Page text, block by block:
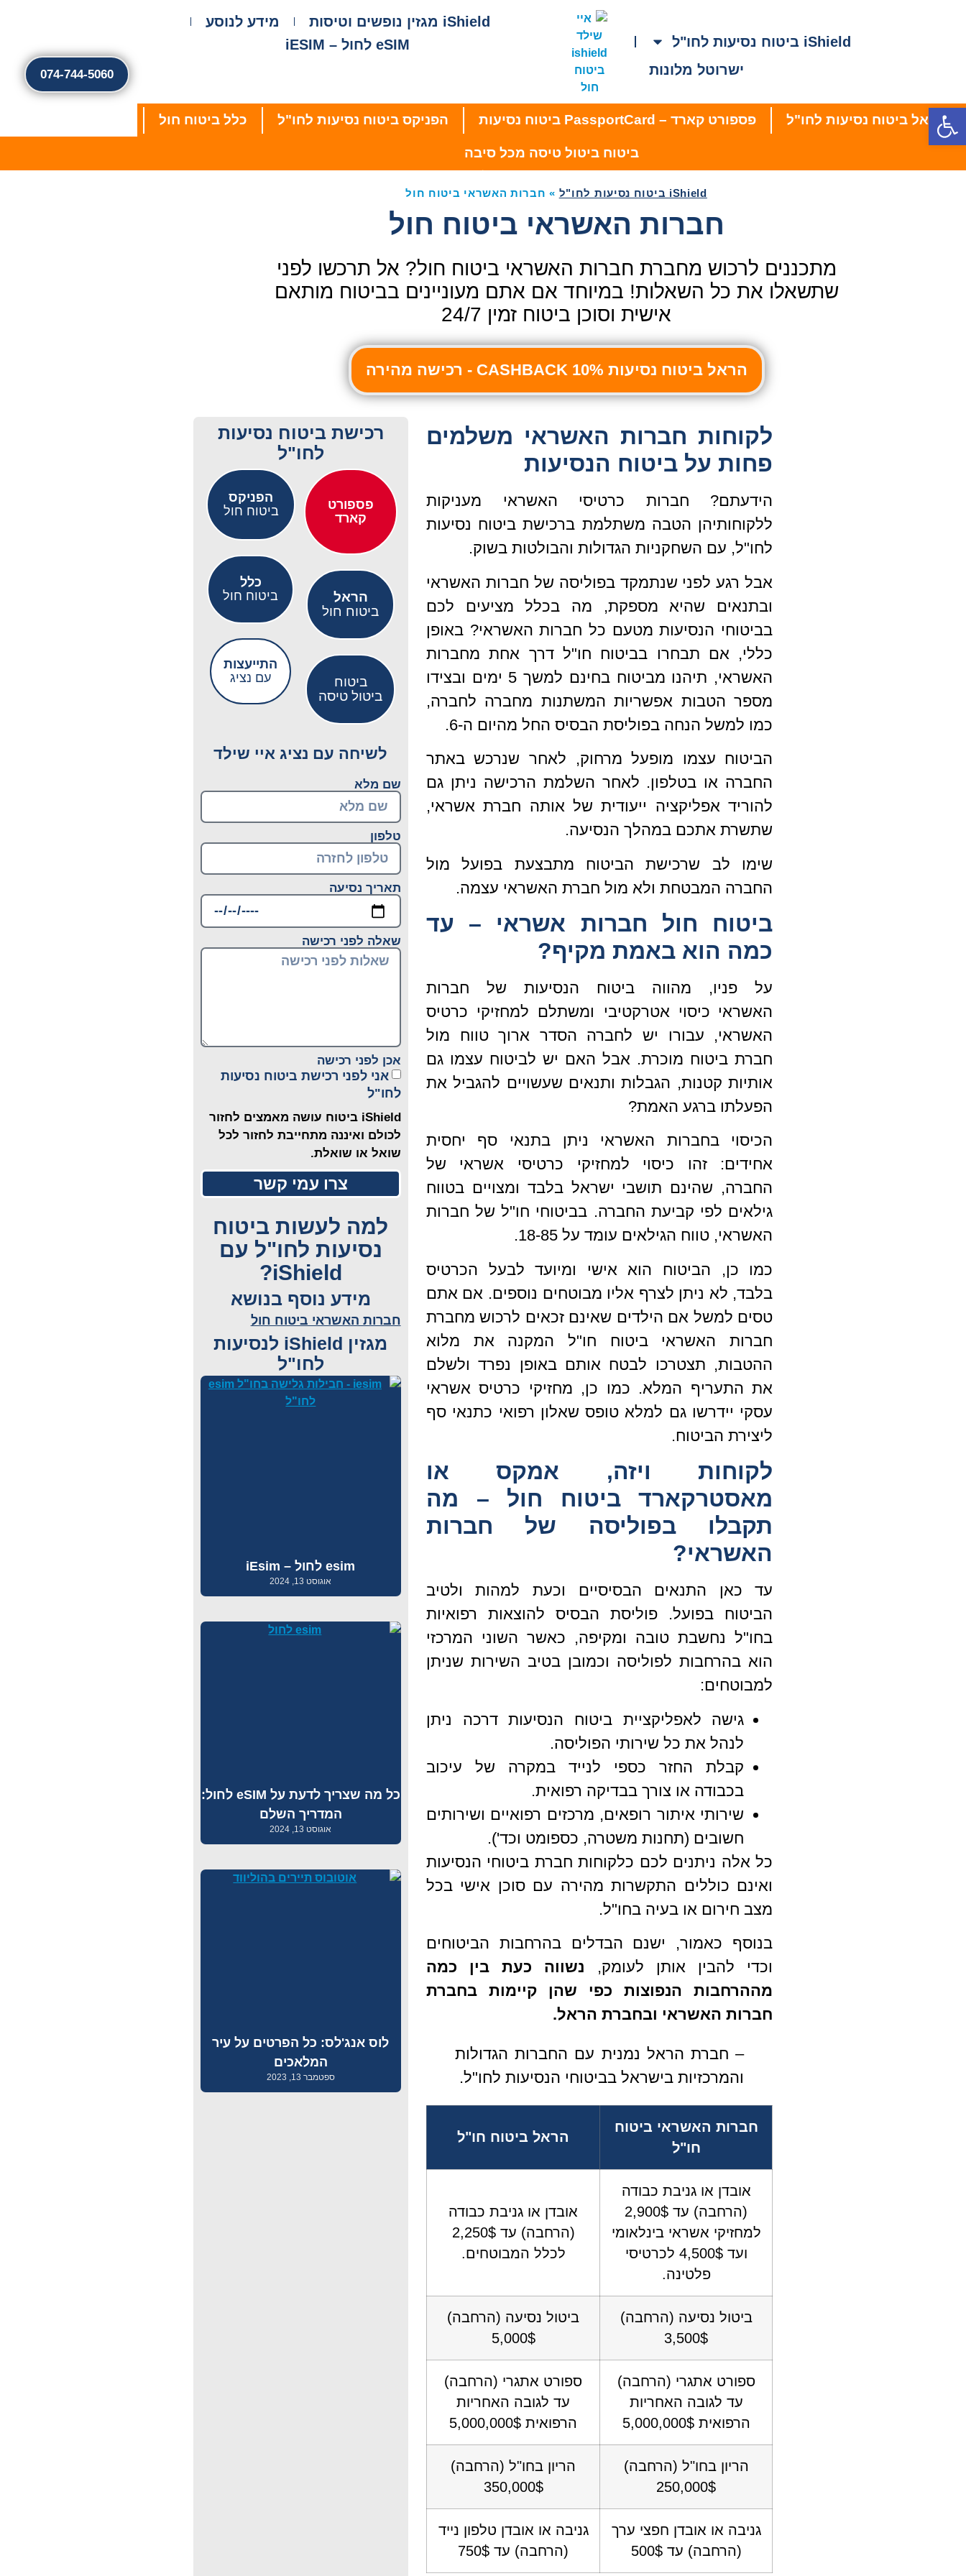
iShield ביטוח נסיעות לחו"ל
ישרוטל מלונות
iShield מגזין נופשים וטיסות
מידע לנוסע
eSIM לחול – iESIM
הראל ביטוח נסיעות לחו"ל פספורט קארד – PassportCard ביטוח נסיעות הפניקס ביטוח נסיעות לחו"ל כלל ביטוח חול
ביטוח ביטול טיסה מכל סיבה
074-744-5060
iShield ביטוח נסיעות לחו"ל » חברות האשראי ביטוח חול
חברות האשראי ביטוח חול
מתכננים לרכוש מחברת חברות האשראי ביטוח חול? אל תרכשו לפני
שתשאלו את כל השאלות! במיוחד אם אתם מעוניינים בביטוח מותאם
אישית וסוכן ביטוח זמין 24/7
הראל ביטוח נסיעות 10% CASHBACK - רכישה מהירה
לקוחות חברות האשראי משלמים
פחות על ביטוח הנסיעות
הידעתם? חברות כרטיסי האשראי מעניקות
ללקוחותיהן הטבה משתלמת ברכישת ביטוח נסיעות
לחו"ל, עם השחקניות הגדולות והבולטות בשוק.
אבל רגע לפני שנתמקד בפוליסה של חברות האשראי
ובתנאים שהיא מספקת, מה בכלל מציעים לכם
בביטוחי הנסיעות מטעם כל חברות האשראי? באופן
כללי, אם תבחרו בביטוח חו"ל דרך אחת מחברות
האשראי, תיהנו מביטוח בחינם למשך 5 ימים ובצידו
מספר הטבות אפשריות המשתנות מחברה לחברה,
כמו למשל הנחה בפוליסת הבסיס החל מהיום ה-6.
הביטוח עצמו מופעל מרחוק, לאחר שנרכש באתר
החברה או בטלפון. לאחר השלמת הרכישה ניתן גם
להוריד אפליקציה ייעודית של אותה חברת אשראי,
שתשרת אתכם במהלך הנסיעה.
שימו לב שרכישת הביטוח מתבצעת בפועל מול
החברה המבטחת ולא מול חברת האשראי עצמה.
ביטוח חול חברות אשראי – עד
כמה הוא באמת מקיף?
על פניו, מהווה ביטוח הנסיעות של חברות
האשראי כיסוי אטרקטיבי ומשתלם למחזיקי כרטיס
האשראי, עבורו יש לחברה הסדר ארוך טווח מול
חברת ביטוח מוכרת. אבל האם יש לביטוח עצמו גם
אותיות קטנות, הגבלות ותנאים שעשויים להגביל את
הפעלתו ברגע האמת?
הכיסוי בחברות האשראי ניתן בתנאי סף יחסית
אחידים: זהו כיסוי למחזיקי כרטיסי אשראי של
החברה, שהינם תושבי ישראל בלבד ומצויים בטווח
גילאים לפי קביעת החברה. בביטוחי חו"ל של חברות
האשראי, טווח הגילאים עומד על 18-85.
כמו כן, הביטוח הוא אישי ומיועד לבעל הכרטיס
בלבד, לא ניתן לצרף אליו מבוטחים נוספים. אם אתם
טסים למשל אם הילדים שאינם זכאים לרכוש מחברת
חברות האשראי ביטוח חו"ל המקנה את מלוא
ההטבות, תצטרכו לבטח אותם באופן נפרד ולשלם
את התעריף המלא. כמו כן, מחזיקי כרטיס אשראי
עסקי יידרשו גם למלא טופס שאלון רפואי כתנאי סף
ליצירת הביטוח.
לקוחות ויזה, אמקס או
מאסטרקארד ביטוח חול – מה
תקבלו בפוליסה של חברות
האשראי?
עד כאן התנאים הבסיסיים וכעת למהות ולטיב
הביטוח בפועל. פוליסת הבסיס להוצאות רפואיות
בחו"ל נחשבת טובה ומקיפה, כאשר השוני המרכזי
הוא בהרחבות לפוליסה וכמובן בטיב השירות שניתן
למבוטחים:
גישה לאפליקציית ביטוח הנסיעות דרכה ניתן
לנהל את כל שירותי הפוליסה.
קבלת החזר כספי לנייד במקרה של עיכוב
בכבודה או צורך בבדיקה רפואית.
שירותי איתור רופאים, מרכזים רפואיים ושירותים
חשובים (תחנות משטרה, כספומט וכד').
כל אלה ניתנים לכם כלקוחות חברת ביטוחי הנסיעות
ואינם כוללים התקשרות מהירה עם סוכן אישי בכל
מצב חירום או בעיה בחו"ל.
בנוסף כאמור, ישנם הבדלים בהרחבות הביטוחים
וכדי להבין אותן לעומק, נשווה כעת בין כמה
מההרחבות הנפוצות כפי שהן קיימות בחברת
חברות האשראי ובחברת הראל.
– חברת הראל נמנית עם החברות הגדולות
והמרכזיות בישראל בביטוחי הנסיעות לחו"ל.
חברות האשראי ביטוח
חו"ל
הראל ביטוח חו"ל
אובדן או גניבת כבודה
(הרחבה) עד 2,900$
למחזיקי אשראי בינלאומי
ועד 4,500$ לכרטיסי
פלטינה.
אובדן או גניבת כבודה
(הרחבה) עד 2,250$
לכלל המבוטחים.
ביטול נסיעה (הרחבה)
3,500$
ביטול נסיעה (הרחבה)
5,000$
ספורט אתגרי (הרחבה)
עד לגובה האחריות
הרפואית 5,000,000$
ספורט אתגרי (הרחבה)
עד לגובה האחריות
הרפואית 5,000,000$
הריון בחו"ל (הרחבה)
250,000$
הריון בחו"ל (הרחבה)
350,000$
גניבה או אובדן חפצי ערך
(הרחבה) עד 500$
גניבה או אובדן טלפון נייד
(הרחבה) עד 750$
רכישת ביטוח נסיעות
לחו"ל
פספורט
קארד
הראל
ביטוח חול
ביטוח
ביטול טיסה
הפניקס
ביטוח חול
כלל
ביטוח חול
התייעצות
עם נציג
לשיחה עם נציג איי שילד
שם מלא
טלפון
תאריך נסיעה
שאלה לפני רכישה
אכן לפני רכישה
אני לפני רכישת ביטוח נסיעות
לחו"ל
iShield ביטוח עושה מאמצים לחזור
לכולם ואיננה מתחייבת לחזור לכל
שואל או שואלת.
צרו עמי קשר
למה לעשות ביטוח
נסיעות לחו"ל עם
iShield?
מידע נוסף בנושא
חברות האשראי ביטוח חול
מגזין iShield לנסיעות
לחו"ל
esim לחול – iEsim
אוגוסט 13, 2024
כל מה שצריך לדעת על eSIM לחול:
המדריך השלם
אוגוסט 13, 2024
לוס אנג'לס: כל הפרטים על עיר
המלאכים
ספטמבר 13, 2023
פתח סרגל נגישות